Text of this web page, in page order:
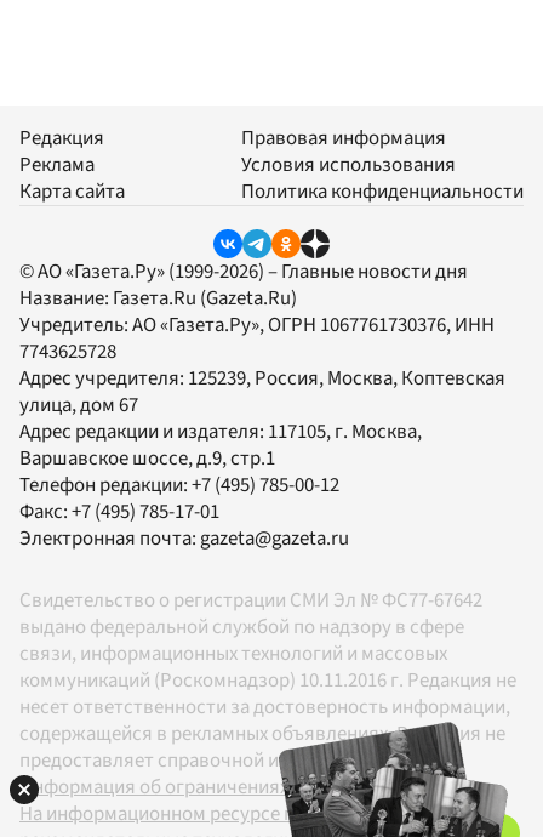
Редакция
Реклама
Карта сайта
Правовая информация
Условия использования
Политика конфиденциальности
© АО «Газета.Ру» (1999-2026) – Главные новости дня
Название: Газета.Ru (Gazeta.Ru)
Учредитель:АО «Газета.Ру», ОГРН 1067761730376, ИНН
7743625728
Адрес учредителя: 125239, Россия, Москва, Коптевская
улица, дом 67
Адрес редакции и издателя: 117105, г. Москва,
Варшавское шоссе, д.9, стр.1
Телефон редакции:+7 (495) 785-00-12
Факс:+7 (495) 785-17-01
Электронная почта:gazeta@gazeta.ru
Свидетельство о регистрации СМИ Эл № ФС77-67642
выдано федеральной службой по надзору в сфере
связи, информационных технологий и массовых
коммуникаций (Роскомнадзор) 10.11.2016 г. Редакция не
несет ответственности за достоверность информации,
содержащейся в рекламных объявлениях. Редакция не
предоставляет справочной информации.
Информация об ограничениях
На информационном ресурсе применяются